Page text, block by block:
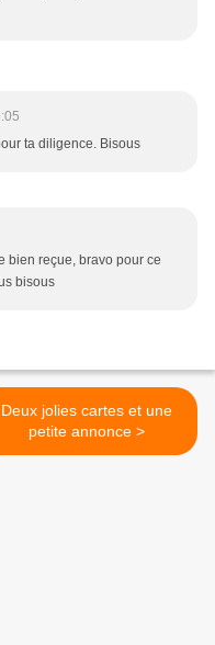
ta diligence. Bisous
bien reçue, bravo pour ce
bisous
Deux jolies cartes et une
petite annonce >